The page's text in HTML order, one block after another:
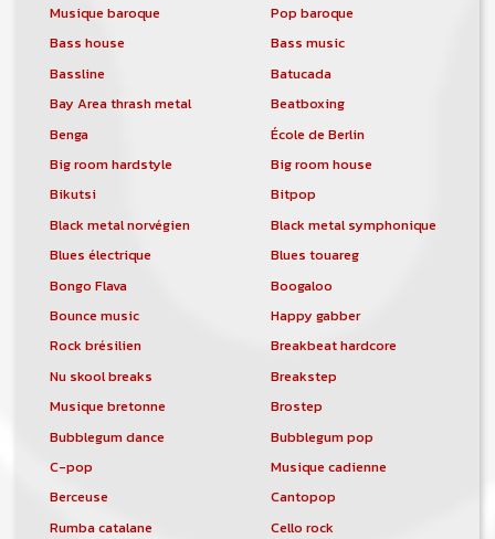
Musique baroque
Pop baroque
Bass house
Bass music
Bassline
Batucada
Bay Area thrash metal
Beatboxing
Benga
École de Berlin
Big room hardstyle
Big room house
Bikutsi
Bitpop
Black metal norvégien
Black metal symphonique
Blues électrique
Blues touareg
Bongo Flava
Boogaloo
Bounce music
Happy gabber
Rock brésilien
Breakbeat hardcore
Nu skool breaks
Breakstep
Musique bretonne
Brostep
Bubblegum dance
Bubblegum pop
C-pop
Musique cadienne
Berceuse
Cantopop
Rumba catalane
Cello rock